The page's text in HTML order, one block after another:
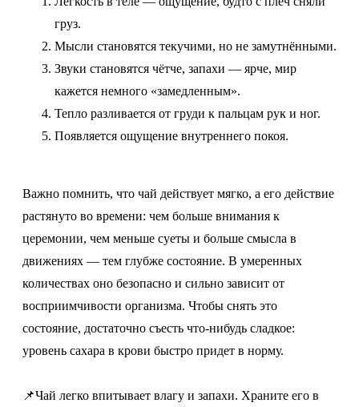
груз.
Мысли становятся текучими, но не замутнёнными.
Звуки становятся чётче, запахи — ярче, мир
кажется немного «замедленным».
Тепло разливается от груди к пальцам рук и ног.
Появляется ощущение внутреннего покоя.
Важно помнить, что чай действует мягко, а его действие
растянуто во времени: чем больше внимания к
церемонии, чем меньше суеты и больше смысла в
движениях — тем глубже состояние. В умеренных
количествах оно безопасно и сильно зависит от
восприимчивости организма. Чтобы снять это
состояние, достаточно съесть что-нибудь сладкое:
уровень сахара в крови быстро придет в норму.
📌Чай легко впитывает влагу и запахи. Храните его в